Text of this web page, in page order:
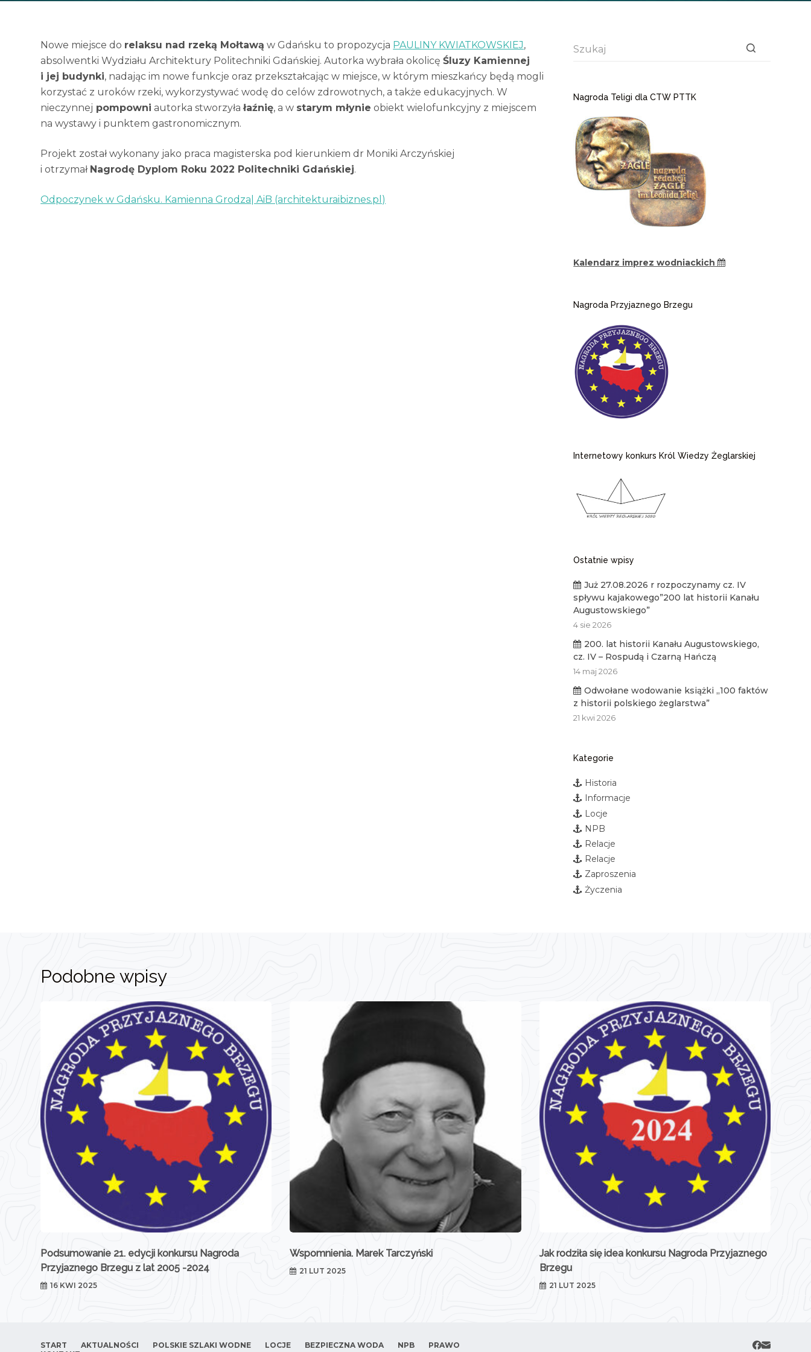
Nowe miejsce do relaksu nad rzeką Mołtawą w Gdańsku to propozycja PAULINY KWIATKOWSKIEJ,
absolwentki Wydziału Architektury Politechniki Gdańskiej. Autorka wybrała okolicęŚluzy Kamiennej
i jej budynki, nadając im nowe funkcje oraz przekształcając w miejsce, w którym mieszkańcy będą mogli
korzystać z uroków rzeki, wykorzystywać wodę do celów zdrowotnych, a także edukacyjnych. W
nieczynnej pompowni autorka stworzyłałaźnię, a w starym młynie obiekt wielofunkcyjny z miejscem
na wystawy i punktem gastronomicznym.
Projekt został wykonany jako praca magisterska pod kierunkiem dr Moniki Arczyńskiej
i otrzymał Nagrodę Dyplom Roku 2022 Politechniki Gdańskiej.
Odpoczynek w Gdańsku. Kamienna Grodza| AiB (architekturaibiznes.pl)
Nagroda Teligi dla CTW PTTK
Kalendarz imprez wodniackich
Nagroda Przyjaznego Brzegu
Internetowy konkurs Król Wiedzy Żeglarskiej
Ostatnie wpisy
Już 27.08.2026 r rozpoczynamy cz. IV
spływu kajakowego”200 lat historii Kanału
Augustowskiego”
4 sie 2026
200. lat historii Kanału Augustowskiego,
cz. IV – Rospudą i Czarną Hańczą
14 maj 2026
Odwołane wodowanie książki „100 faktów
z historii polskiego żeglarstwa”
21 kwi 2026
Kategorie
Historia
Informacje
Locje
NPB
Relacje
Relacje
Zaproszenia
Życzenia
Podobne wpisy
Podsumowanie 21. edycji konkursu Nagroda
Przyjaznego Brzegu z lat 2005 -2024
16 KWI 2025
Wspomnienia. Marek Tarczyński
21 LUT 2025
Jak rodziła się idea konkursu Nagroda Przyjaznego
Brzegu
21 LUT 2025
START AKTUALNOŚCI POLSKIE SZLAKI WODNE LOCJE BEZPIECZNA WODA NPB
PRAWO